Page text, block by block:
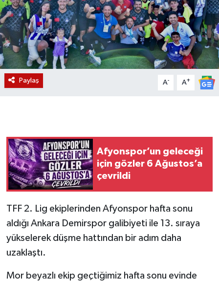
Paylaş A- A+
Afyonspor’un geleceği
için gözler 6 Ağustos’a
çevrildi
TFF 2. Lig ekiplerinden Afyonspor hafta sonu
aldığı Ankara Demirspor galibiyeti ile 13. sıraya
yükselerek düşme hattından bir adım daha
uzaklaştı.
Mor beyazlı ekip geçtiğimiz hafta sonu evinde